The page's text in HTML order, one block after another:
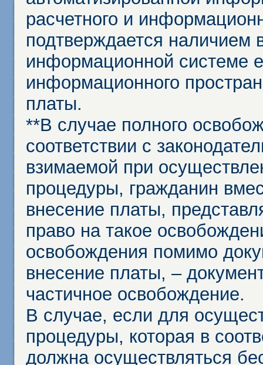
расчетного и
подтверждается наличием
информационной системе
информационного
платы.
**В случае полного
соответствии с
взимаемой при
процедуры, гражданин
внесение платы,
право на такое
освобождения помимо
внесение платы, –
частичное освобождение.
В случае, если для
процедуры, которая в
должна осуществляться